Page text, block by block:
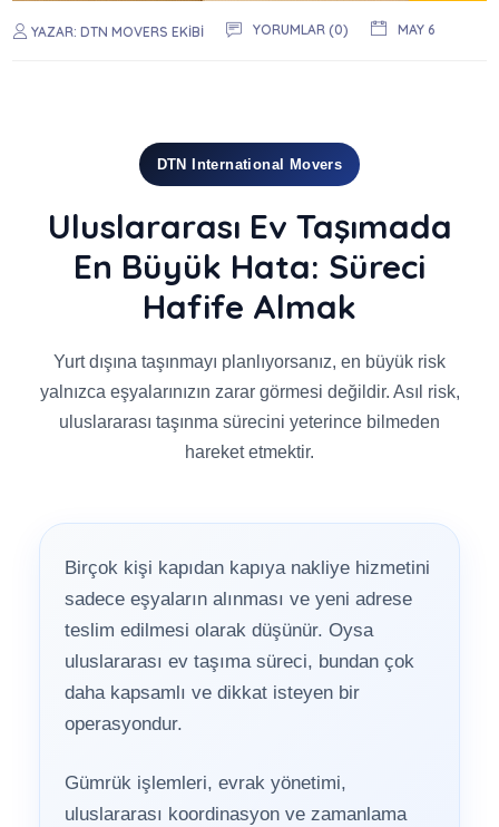
YAZAR:DTN MOVERS EKIBI YORUMLAR (0) MAY 6
DTN International Movers
Uluslararası Ev Taşımada
En Büyük Hata: Süreci
Hafife Almak
Yurt dışına taşınmayı planlıyorsanız, en büyük risk
yalnızca eşyalarınızın zarar görmesi değildir. Asıl risk,
uluslararası taşınma sürecini yeterince bilmeden
hareket etmektir.
Birçok kişi kapıdan kapıya nakliye hizmetini
sadece eşyaların alınması ve yeni adrese
teslim edilmesi olarak düşünür. Oysa
uluslararası ev taşıma süreci, bundan çok
daha kapsamlı ve dikkat isteyen bir
operasyondur.
Gümrük işlemleri, evrak yönetimi,
uluslararası koordinasyon ve zamanlama